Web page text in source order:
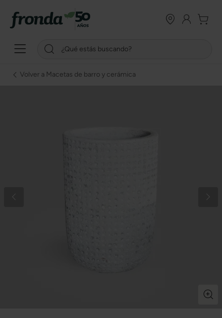
Volver a Macetas de barro y cerámica